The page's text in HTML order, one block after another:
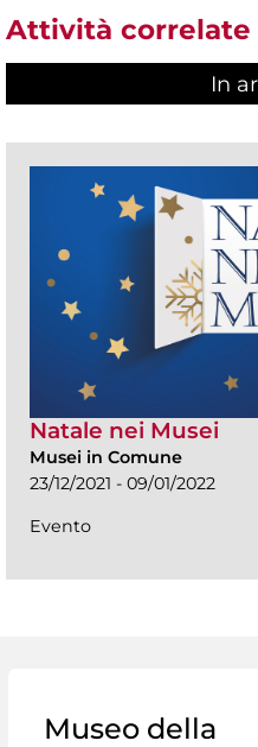
Attività correlate
In
Natale nei Musei
Musei in Comune
23/12/2021 - 09/01/2022
Evento
Museo della